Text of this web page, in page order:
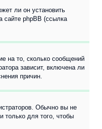
ли он установить
сайте phpBB (ссылка
на то, сколько сообщений
зависит, включена ли
причин.
Обычно вы не
только для того, чтобы